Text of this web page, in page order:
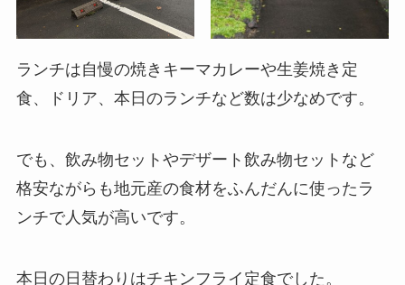
ランチは自慢の焼きキーマカレーや生姜焼き定
食、ドリア、本日のランチなど数は少なめです。
でも、飲み物セットやデザート飲み物セットなど
格安ながらも地元産の食材をふんだんに使ったラ
ンチで人気が高いです。
本日の日替わりはチキンフライ定食でした。